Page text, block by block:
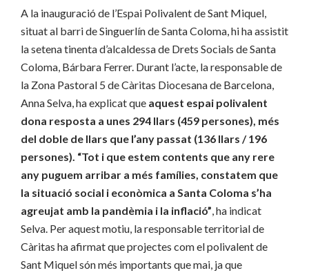
A la inauguració de l’Espai Polivalent de Sant Miquel,
situat al barri de Singuerlín de Santa Coloma, hi ha assistit
la setena tinenta d’alcaldessa de Drets Socials de Santa
Coloma, Bárbara Ferrer. Durant l’acte, la responsable de
la Zona Pastoral 5 de Càritas Diocesana de Barcelona,
Anna Selva, ha explicat que aquest espai polivalent
dona resposta a unes 294 llars (459 persones), més
del doble de llars que l’any passat (136 llars / 196
persones). “Tot i que estem contents que any rere
any puguem arribar a més famílies, constatem que
la situació social i econòmica a Santa Coloma s’ha
agreujat amb la pandèmia i la inflació”, ha indicat
Selva. Per aquest motiu, la responsable territorial de
Càritas ha afirmat que projectes com el polivalent de
Sant Miquel són més importants que mai, ja que